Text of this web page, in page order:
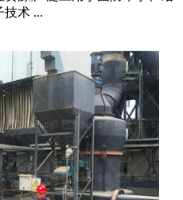
技术 ...